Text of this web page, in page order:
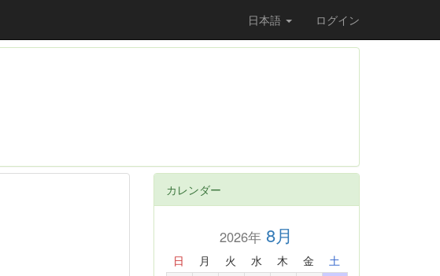
日本語 ログイン
カレンダー
2026年 8月
日 月 火 水 木 金 土